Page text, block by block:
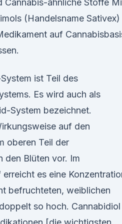
Cannabis-ähnliche Stoffe
(Handelsname Sativex)
auf
ist Teil des
Es wird auch als
System bezeichnet.
auf den
oberen Teil der
den Blüten vor. Im
es eine
befruchteten, weiblichen
so hoch. Cannabidiol